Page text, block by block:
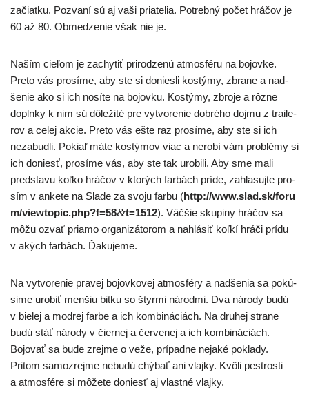
začiat­ku. Pozvaní sú aj vaši pria­te­lia. Potrebný počet hrá­čov je
60 až 80. Obmedzenie však nie je.
Naším cie­ľom je zachy­tiť pri­ro­dze­nú atmo­sfé­ru na bojov­ke.
Preto vás pro­sí­me, aby ste si donies­li kos­tý­my, zbra­ne a nad­
še­nie ako si ich nosí­te na bojov­ku. Kostýmy, zbro­je a rôz­ne
dopl­n­ky k nim sú dôle­ži­té pre vytvo­re­nie dob­ré­ho doj­mu z trai­le­
rov a celej akcie. Preto vás ešte raz pro­sí­me, aby ste si ich
neza­bud­li. Pokiaľ máte kos­tý­mov viac a nero­bí vám prob­lé­my si
ich doniesť, pro­sí­me vás, aby ste tak uro­bi­li. Aby sme mali
pred­sta­vu koľ­ko hrá­čov v kto­rých far­bách prí­de, zahla­suj­te pro­
sím v anke­te na Slade za svo­ju far­bu (http://​www​.slad​.sk/​f​o​r​u​
m​/​v​i​e​w​t​o​p​i​c​.​p​h​p​?​f​=​5​8​&​t​=​1​512). Väčšie sku­pi­ny hrá­čov sa
môžu ozvať pria­mo orga­ni­zá­to­rom a nahlá­siť koľ­kí hrá­či prí­du
v akých far­bách. Ďakujeme.
Na vytvo­re­nie pra­vej bojov­ko­vej atmo­sfé­ry a nad­še­nia sa pokú­
si­me uro­biť men­šiu bit­ku so štyr­mi národ­mi. Dva náro­dy budú
v bie­lej a mod­rej far­be a ich kom­bi­ná­ciách. Na dru­hej stra­ne
budú stáť náro­dy v čier­nej a čer­ve­nej a ich kom­bi­ná­ciách.
Bojovať sa bude zrej­me o veže, prí­pad­ne neja­ké pokla­dy.
Pritom samoz­rej­me nebu­dú chý­bať ani vlaj­ky. Kvôli pes­tros­ti
a atmo­sfé­re si môže­te doniesť aj vlast­né vlajky.